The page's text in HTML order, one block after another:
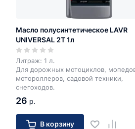
Масло полусинтетическое LAVR
UNIVERSAL 2T 1л
Литраж: 1 л.
Для дорожных мотоциклов,
мотороллеров, садовой техники,
снегоходов.
26 р.
В корзину